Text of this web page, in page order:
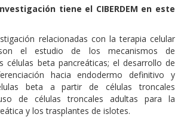
tiene el CIBERDEM en este
relacionadas con la terapia celular
el estudio de los mecanismos de
células beta pancreáticas; el desarrollo de
hacia endodermo definitivo y
beta a partir de células troncales
de células troncales adultas para la
y los trasplantes de islotes.